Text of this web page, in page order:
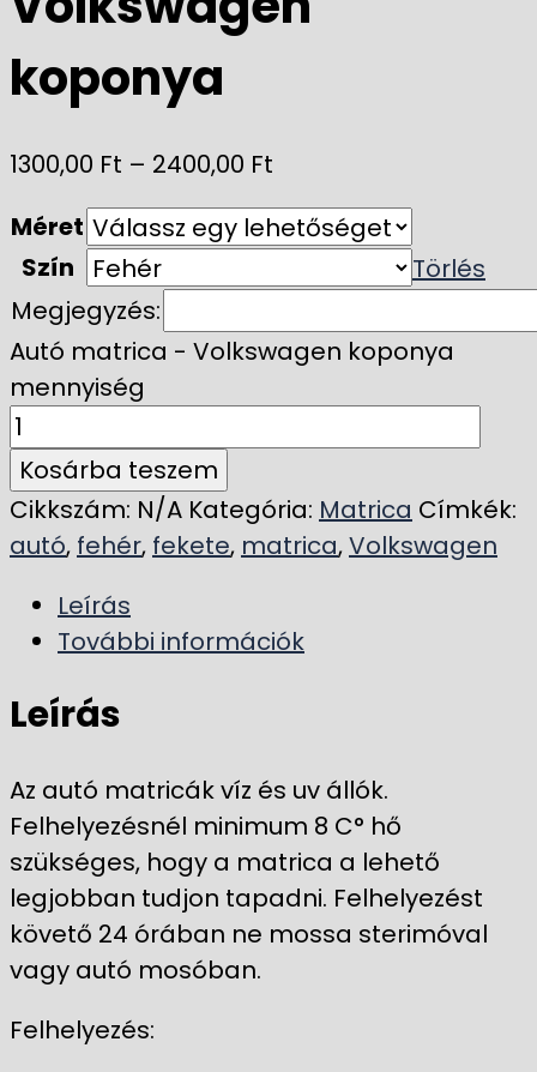
koponya
1300,00 Ft – 2400,00 Ft
Méret
Szín
Törlés
Megjegyzés:
Autó matrica - Volkswagen koponya
mennyiség
Kosárba teszem
Cikkszám: N/A Kategória: Matrica Címkék:
autó, fehér, fekete, matrica,Volkswagen
Leírás
További információk
Leírás
Az autó matricák víz és uv állók.
Felhelyezésnél minimum 8 C° hő
szükséges, hogy a matrica a lehető
legjobban tudjon tapadni. Felhelyezést
követő 24 órában ne mossa sterimóval
vagy autó mosóban.
Felhelyezés: